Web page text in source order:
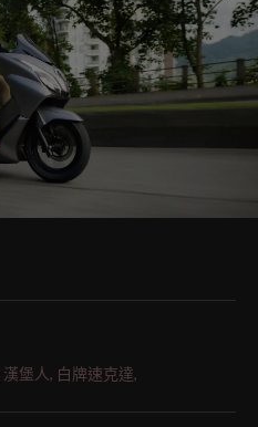
漢堡人, 白牌速克達,